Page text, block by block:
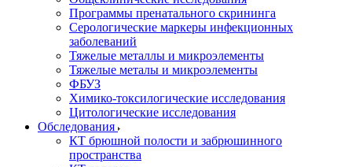
Программы пренатального скрининга
Серологические маркеры инфекционных
заболеваний
Тяжелые металлы и микроэлементы
Тяжелые металы и микроэлементы
ФБУЗ
Химико-токсилогические исследования
Цитологические исследования
Обследования
КТ брюшной полости и забрюшинного
пространства